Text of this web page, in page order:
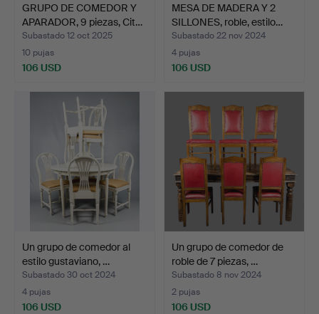
GRUPO DE COMEDOR Y
APARADOR, 9 piezas, Cit…
Subastado 12 oct 2025
10 pujas
106 USD
MESA DE MADERA Y 2
SILLONES, roble, estilo…
Subastado 22 nov 2024
4 pujas
106 USD
Un grupo de comedor al
estilo gustaviano, …
Subastado 30 oct 2024
4 pujas
106 USD
Un grupo de comedor de
roble de 7 piezas, …
Subastado 8 nov 2024
2 pujas
106 USD